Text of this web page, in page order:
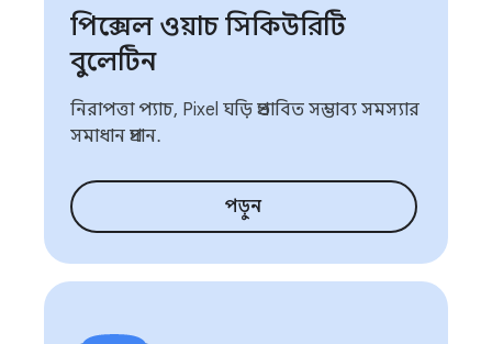
পিক্সেল ওয়াচ সিকিউরিটি
বুলেটিন
নিরাপত্তা প্যাচ, Pixel ঘড়ি প্রভাবিত সম্ভাব্য সমস্যার
সমাধান প্রদান.
পড়ুন